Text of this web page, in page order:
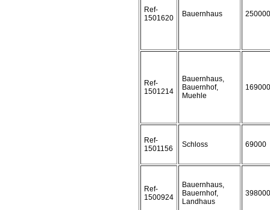
Ref-
1501620
Bauernhaus 250000
Ref-
1501214
Bauernhaus,
Bauernhof,
Muehle
169000
Ref-
1501156
Schloss 69000
Ref-
1500924
Bauernhaus,
Bauernhof,
Landhaus
398000